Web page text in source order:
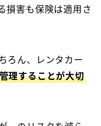
損害も保険は適用さ
ろん、レンタカー
理することが大切